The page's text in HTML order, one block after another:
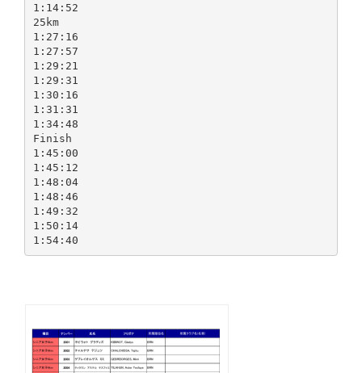
1:14:52
25km
1:27:16
1:27:57
1:29:21
1:29:31
1:30:16
1:31:31
1:34:48
Finish
1:45:00
1:45:12
1:48:04
1:48:46
1:49:32
1:50:14